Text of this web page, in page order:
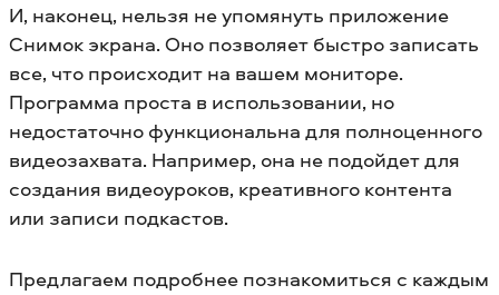
И, наконец, нельзя не упомянуть приложение
Снимок экрана. Оно позволяет быстро записать
все, что происходит на вашем мониторе.
Программа проста в использовании, но
недостаточно функциональна для полноценного
видеозахвата. Например, она не подойдет для
создания видеоуроков, креативного контента
или записи подкастов.
Предлагаем подробнее познакомиться с каждым